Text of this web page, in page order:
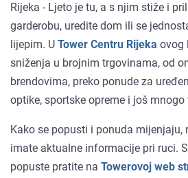
Rijeka - Ljeto je tu, a s njim stiže i
garderobu, uredite dom ili se
lijepim. U Tower Centru Rijeka ovog
sniženja u brojnim trgovinama, od
brendovima, preko ponude za
optike, sportske opreme i još mnogo
Kako se popusti i ponuda mijenjaju,
imate aktualne informacije pri ruci.
popuste pratite na Towerovoj web